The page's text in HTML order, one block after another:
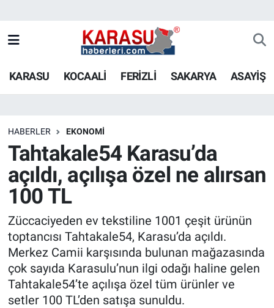
KARASU KOCAALİ FERİZLİ SAKARYA ASAYİŞ
HABERLER EKONOMİ
Tahtakale54 Karasu’da
açıldı, açılışa özel ne alırsan
100 TL
Züccaciyeden ev tekstiline 1001 çeşit ürünün
toptancısı Tahtakale54, Karasu’da açıldı.
Merkez Camii karşısında bulunan mağazasında
çok sayıda Karasulu’nun ilgi odağı haline gelen
Tahtakale54’te açılışa özel tüm ürünler ve
setler 100 TL’den satışa sunuldu.